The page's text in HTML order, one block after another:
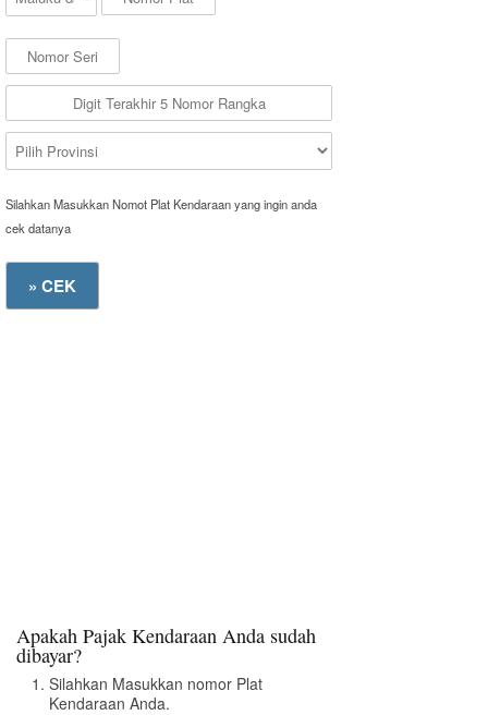
Silahkan Masukkan Nomot Plat Kendaraan yang ingin anda
cek datanya
Apakah Pajak Kendaraan Anda sudah
dibayar?
Silahkan Masukkan nomor Plat
Kendaraan Anda.